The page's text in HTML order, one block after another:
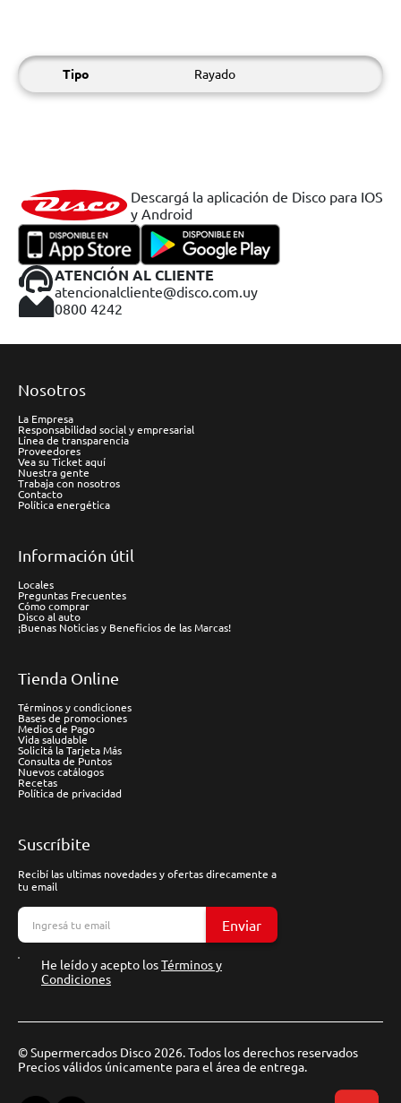
Tipo Rayado
Descargá la aplicación de Disco para IOS
y Android
ATENCIÓN AL CLIENTE
atencionalcliente@disco.com.uy
0800 4242
Nosotros
La Empresa
Responsabilidad social y empresarial
Línea de transparencia
Proveedores
Vea su Ticket aquí
Nuestra gente
Trabaja con nosotros
Contacto
Política energética
Información útil
Locales
Preguntas Frecuentes
Cómo comprar
Disco al auto
¡Buenas Noticias y Beneficios de las Marcas!
Tienda Online
Términos y condiciones
Bases de promociones
Medios de Pago
Vida saludable
Solicitá la Tarjeta Más
Consulta de Puntos
Nuevos catálogos
Recetas
Política de privacidad
Suscríbite
Recibí las ultimas novedades y ofertas direcamente a
tu email
Enviar
He leído y acepto losTérminos y
Condiciones
© Supermercados Disco 2026. Todos los derechos reservados
Precios válidos únicamente para el área de entrega.